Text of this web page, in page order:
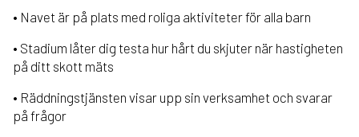
• Navet är på plats med roliga aktiviteter för alla barn
• Stadium låter dig testa hur hårt du skjuter när hastigheten
på ditt skott mäts
• Räddningstjänsten visar upp sin verksamhet och svarar
på frågor